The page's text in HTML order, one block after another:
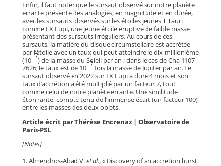
Enfin, il faut noter que le sursaut observé sur notre planète
errante présente des analogies, en magnitude et en durée,
avec les sursauts observés sur les étoiles jeunes T Tauri
comme EX Lupi, une jeune étoile éruptive de faible masse
présentant des sursauts irréguliers. Au cours de ces
sursauts, la matière du disque circumstellaire est accrétée
par l’étoile avec un taux qui peut atteindre le dix-millionième
(10
–7
) de la masse du Soleil par an ; dans le cas de Cha 1107-
7626, le taux est de 10
–7
fois la masse de Jupiter par an. Le
sursaut observé en 2022 sur EX Lupi a duré 4 mois et son
taux d’accrétion a été multiplié par un facteur 7, tout
comme celui de notre planète errante. Une similitude
étonnante, compte tenu de l’immense écart (un facteur 100)
entre les masses des deux objets.
Article écrit par Thérèse Encrenaz | Observatoire de
Paris-PSL
[Notes]
Almendros-Abad V.et al., « Discovery of an accretion burst